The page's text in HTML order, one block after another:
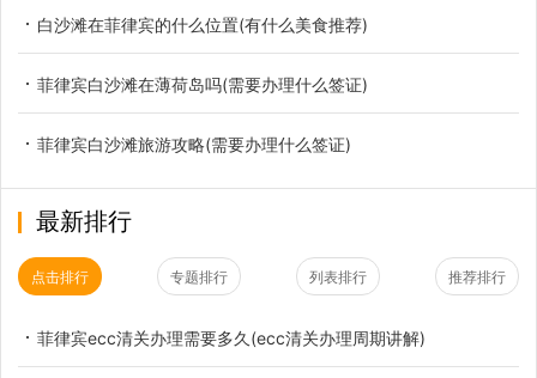
白沙滩在菲律宾的什么位置(有什么美食推荐)
菲律宾白沙滩在薄荷岛吗(需要办理什么签证)
菲律宾白沙滩旅游攻略(需要办理什么签证)
最新排行
点击排行 专题排行 列表排行 推荐排行
菲律宾ecc清关办理需要多久(ecc清关办理周期讲解)